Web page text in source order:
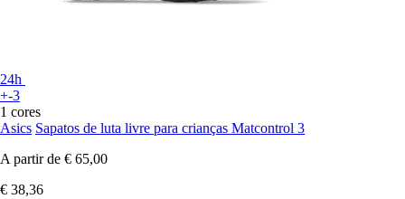
24h
+-3
1 cores
Asics Sapatos de luta livre para crianças Matcontrol 3
A partir de € 65,00
€ 38,36